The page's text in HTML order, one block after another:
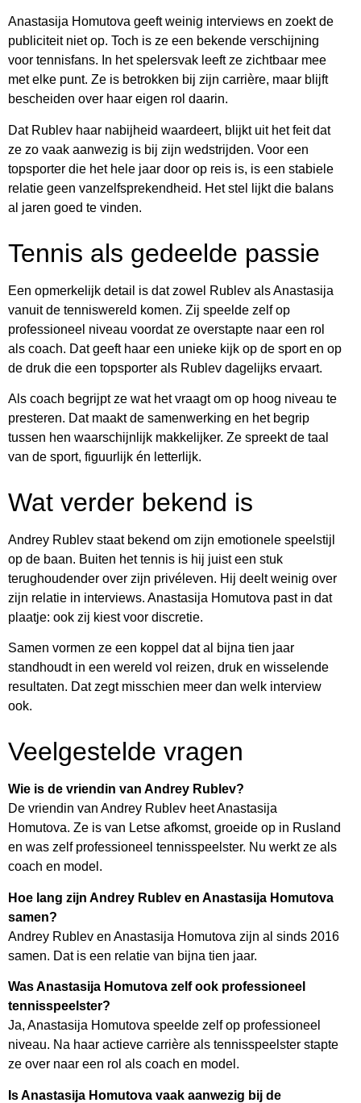
Anastasija Homutova geeft weinig interviews en zoekt de
publiciteit niet op. Toch is ze een bekende verschijning
voor tennisfans. In het spelersvak leeft ze zichtbaar mee
met elke punt. Ze is betrokken bij zijn carrière, maar blijft
bescheiden over haar eigen rol daarin.
Dat Rublev haar nabijheid waardeert, blijkt uit het feit dat
ze zo vaak aanwezig is bij zijn wedstrijden. Voor een
topsporter die het hele jaar door op reis is, is een stabiele
relatie geen vanzelfsprekendheid. Het stel lijkt die balans
al jaren goed te vinden.
Tennis als gedeelde passie
Een opmerkelijk detail is dat zowel Rublev als Anastasija
vanuit de tenniswereld komen. Zij speelde zelf op
professioneel niveau voordat ze overstapte naar een rol
als coach. Dat geeft haar een unieke kijk op de sport en op
de druk die een topsporter als Rublev dagelijks ervaart.
Als coach begrijpt ze wat het vraagt om op hoog niveau te
presteren. Dat maakt de samenwerking en het begrip
tussen hen waarschijnlijk makkelijker. Ze spreekt de taal
van de sport, figuurlijk én letterlijk.
Wat verder bekend is
Andrey Rublev staat bekend om zijn emotionele speelstijl
op de baan. Buiten het tennis is hij juist een stuk
terughoudender over zijn privéleven. Hij deelt weinig over
zijn relatie in interviews. Anastasija Homutova past in dat
plaatje: ook zij kiest voor discretie.
Samen vormen ze een koppel dat al bijna tien jaar
standhoudt in een wereld vol reizen, druk en wisselende
resultaten. Dat zegt misschien meer dan welk interview
ook.
Veelgestelde vragen
Wie is de vriendin van Andrey Rublev?
De vriendin van Andrey Rublev heet Anastasija
Homutova. Ze is van Letse afkomst, groeide op in Rusland
en was zelf professioneel tennisspeelster. Nu werkt ze als
coach en model.
Hoe lang zijn Andrey Rublev en Anastasija Homutova
samen?
Andrey Rublev en Anastasija Homutova zijn al sinds 2016
samen. Dat is een relatie van bijna tien jaar.
Was Anastasija Homutova zelf ook professioneel
tennisspeelster?
Ja, Anastasija Homutova speelde zelf op professioneel
niveau. Na haar actieve carrière als tennisspeelster stapte
ze over naar een rol als coach en model.
Is Anastasija Homutova vaak aanwezig bij de